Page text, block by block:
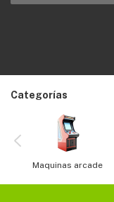
Categorías
Maquinas arcade